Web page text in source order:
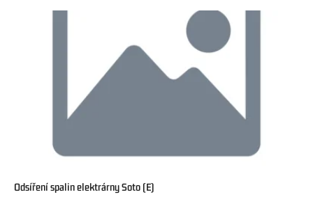
Odsíření spalin elektrárny Soto (E)